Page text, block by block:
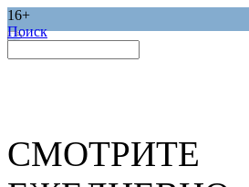
16+
Поиск
СМОТРИТЕ